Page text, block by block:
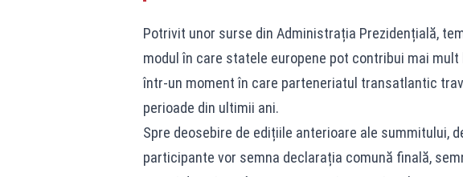
Potrivit unor surse din Administrația Prezidențială,
modul în care statele europene pot contribui mai
într-un moment în care parteneriatul transatlantic
perioade din ultimii ani.
Spre deosebire de edițiile anterioare ale summitului,
participante vor semna declarația comună finală,